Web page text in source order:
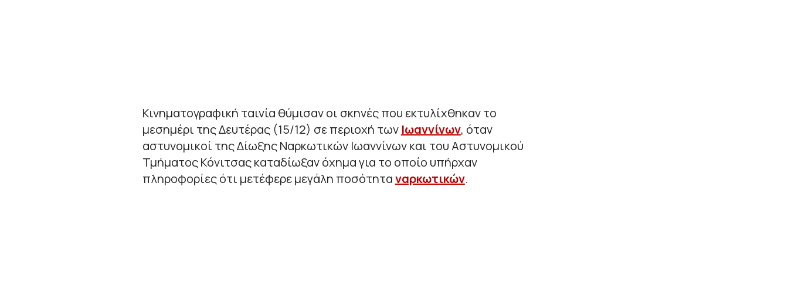
Κινηματογραφική ταινία θύμισαν οι σκηνές που εκτυλίχθηκαν το
μεσημέρι της Δευτέρας (15/12) σε περιοχή των Ιωαννίνων, όταν
αστυνομικοί της Δίωξης Ναρκωτικών Ιωαννίνων και του Αστυνομικού
Τμήματος Κόνιτσας καταδίωξαν όχημα για το οποίο υπήρχαν
πληροφορίες ότι μετέφερε μεγάλη ποσότηταναρκωτικών.